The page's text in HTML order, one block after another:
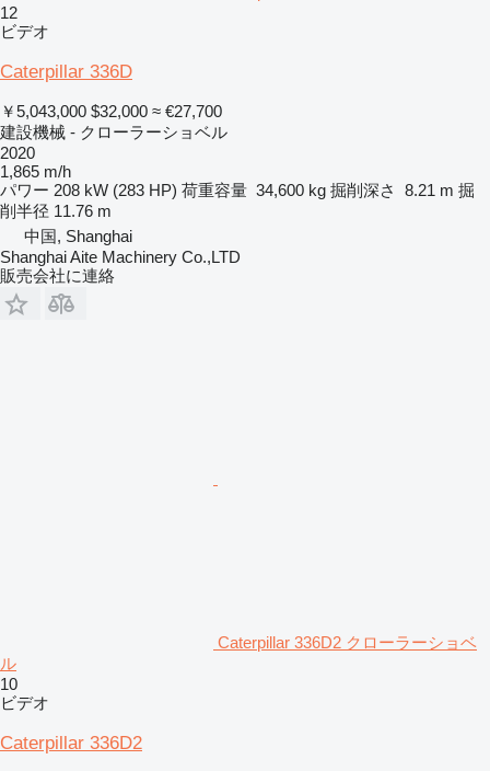
12
ビデオ
Caterpillar 336D
￥5,043,000 $32,000 ≈ €27,700
建設機械 - クローラーショベル
2020
1,865 m/h
パワー 208 kW (283 HP) 荷重容量 34,600 kg 掘削深さ 8.21 m 掘
削半径 11.76 m
中国, Shanghai
Shanghai Aite Machinery Co.,LTD
販売会社に連絡
Caterpillar 336D2 クローラーショベ
ル
10
ビデオ
Caterpillar 336D2